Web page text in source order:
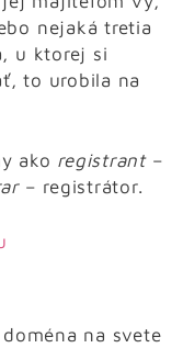
nejaká tretia
u ktorej si
to urobila na
ako registrant–
– registrátor.
na svete